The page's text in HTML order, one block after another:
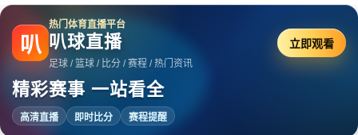
叭
热门体育直播平台
叭球直播
足球 / 篮球 / 比分 / 赛程 / 热门资讯
精彩赛事 一站看全
高清直播 即时比分 赛程提醒
立即观看